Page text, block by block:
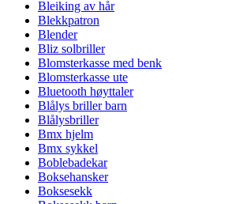
Bleiking av hår
Blekkpatron
Blender
Bliz solbriller
Blomsterkasse med benk
Blomsterkasse ute
Bluetooth høyttaler
Blålys briller barn
Blålysbriller
Bmx hjelm
Bmx sykkel
Boblebadekar
Boksehansker
Boksesekk